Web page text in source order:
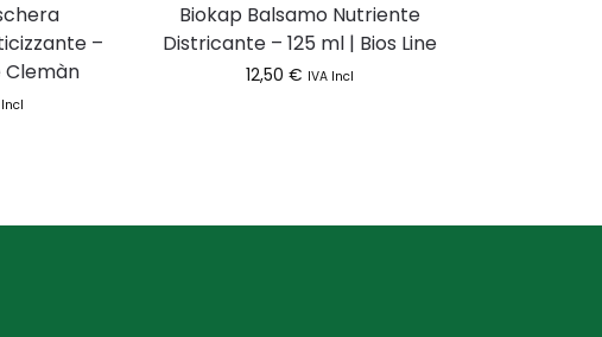
–
Clemàn
Biokap Balsamo Nutriente
Districante – 125 ml | Bios Line
12,50 € IVA Incl